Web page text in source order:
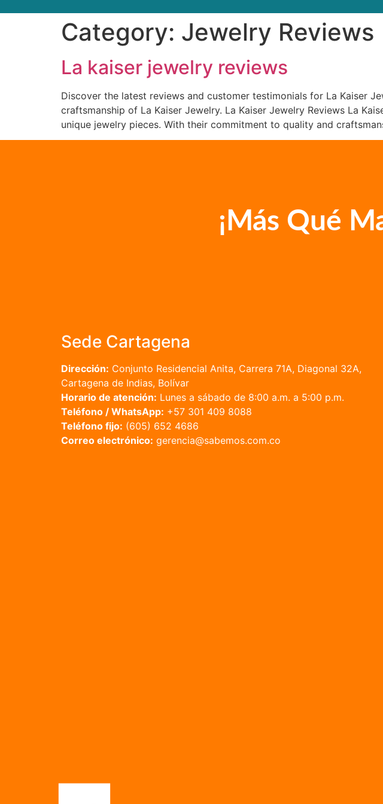
Category: Jewelry Reviews
La kaiser jewelry reviews
Discover the latest reviews and customer testimonials for La Kaiser
craftsmanship of La Kaiser Jewelry. La Kaiser Jewelry Reviews La
unique jewelry pieces. With their commitment to quality and
¡Más Qué
Sede Cartagena
Dirección: Conjunto Residencial Anita, Carrera 71A, Diagonal 32A,
Cartagena de Indias, Bolívar
Horario de atención: Lunes a sábado de 8:00 a.m. a 5:00 p.m.
Teléfono / WhatsApp: +57 301 409 8088
Teléfono fijo: (605) 652 4686
Correo electrónico: gerencia@sabemos.com.co